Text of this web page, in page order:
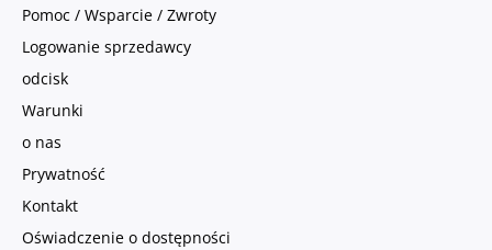
Pomoc / Wsparcie / Zwroty
Logowanie sprzedawcy
odcisk
Warunki
o nas
Prywatność
Kontakt
Oświadczenie o dostępności